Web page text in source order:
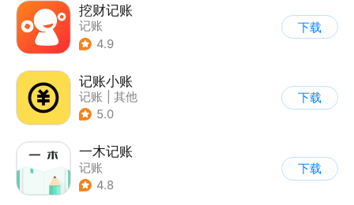
挖财记账
记账
4.9
下载
记账小账
记账
其他
5.0
下载
一木记账
记账
4.8
下载